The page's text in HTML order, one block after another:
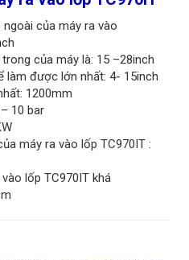
của máy ra vào
của máy là: 15 –28inch
làm được lớn nhất: 4- 15inch
1200mm
10 bar
máy ra vào lốp TC970IT :
lốp TC970IT khá